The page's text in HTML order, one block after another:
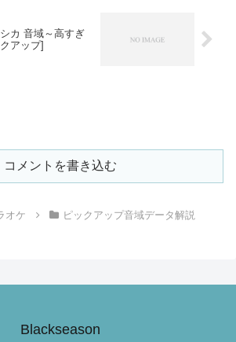
カ 音域～高すぎ
アップ]
コメントを書き込む
オケ ピックアップ音域データ解説
Blackseason